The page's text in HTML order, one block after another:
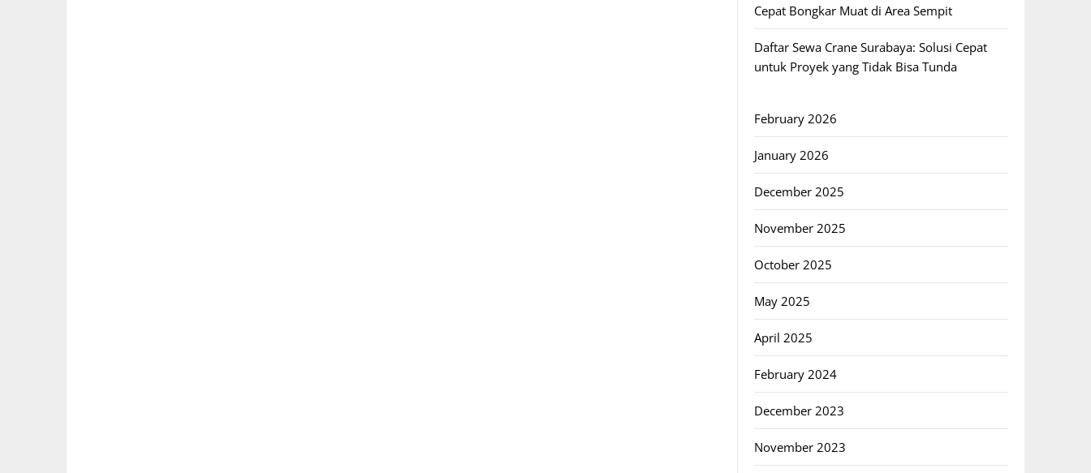
Cepat Bongkar Muat di Area Sempit
Daftar Sewa Crane Surabaya: Solusi Cepat
untuk Proyek yang Tidak Bisa Tunda
February 2026
January 2026
December 2025
November 2025
October 2025
May 2025
April 2025
February 2024
December 2023
November 2023